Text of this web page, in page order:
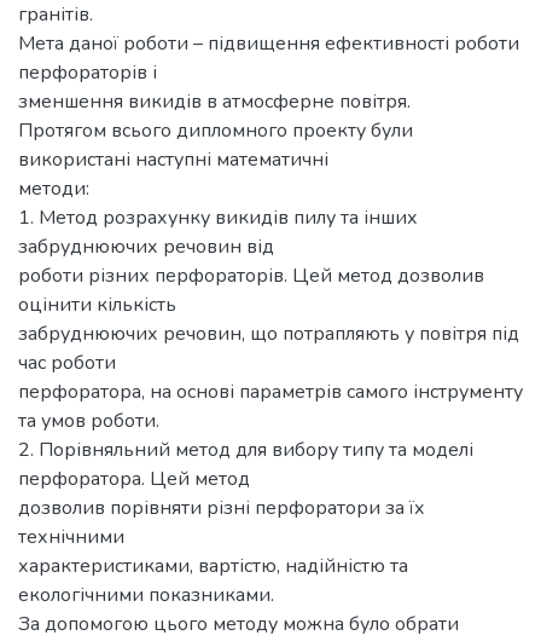
гранітів.
Мета даної роботи – підвищення ефективності роботи
перфораторів і
зменшення викидів в атмосферне повітря.
Протягом всього дипломного проекту були
використані наступні математичні
методи:
1. Метод розрахунку викидів пилу та інших
забруднюючих речовин від
роботи різних перфораторів. Цей метод дозволив
оцінити кількість
забруднюючих речовин, що потрапляють у повітря під
час роботи
перфоратора, на основі параметрів самого інструменту
та умов роботи.
2. Порівняльний метод для вибору типу та моделі
перфоратора. Цей метод
дозволив порівняти різні перфоратори за їх
технічними
характеристиками, вартістю, надійністю та
екологічними показниками.
За допомогою цього методу можна було обрати